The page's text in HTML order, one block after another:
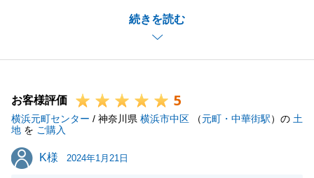
続きを読む
話されお疲れだったかと存じます。
弊社にて無事にお取引が完了し大変嬉しく思っており
ます。
つでもお気軽にお申し付けください。
今後とも、何卒よろしくお願い申し上げます。
お客様評価 5
横浜元町センター / 神奈川県 横浜市中区 （元町・中華街駅）の 土
地 を ご購入
K様
K様 2024年1月21日